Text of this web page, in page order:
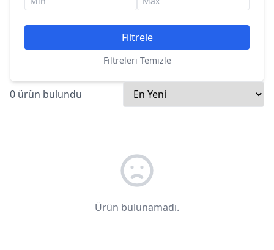
Filtrele
Filtreleri Temizle
0 ürün bulundu
Ürün bulunamadı.